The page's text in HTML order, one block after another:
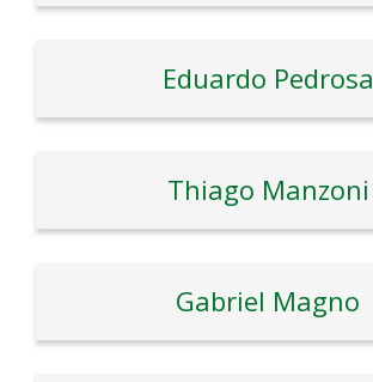
Eduardo Pedrosa
Thiago Manzoni
Gabriel Magno